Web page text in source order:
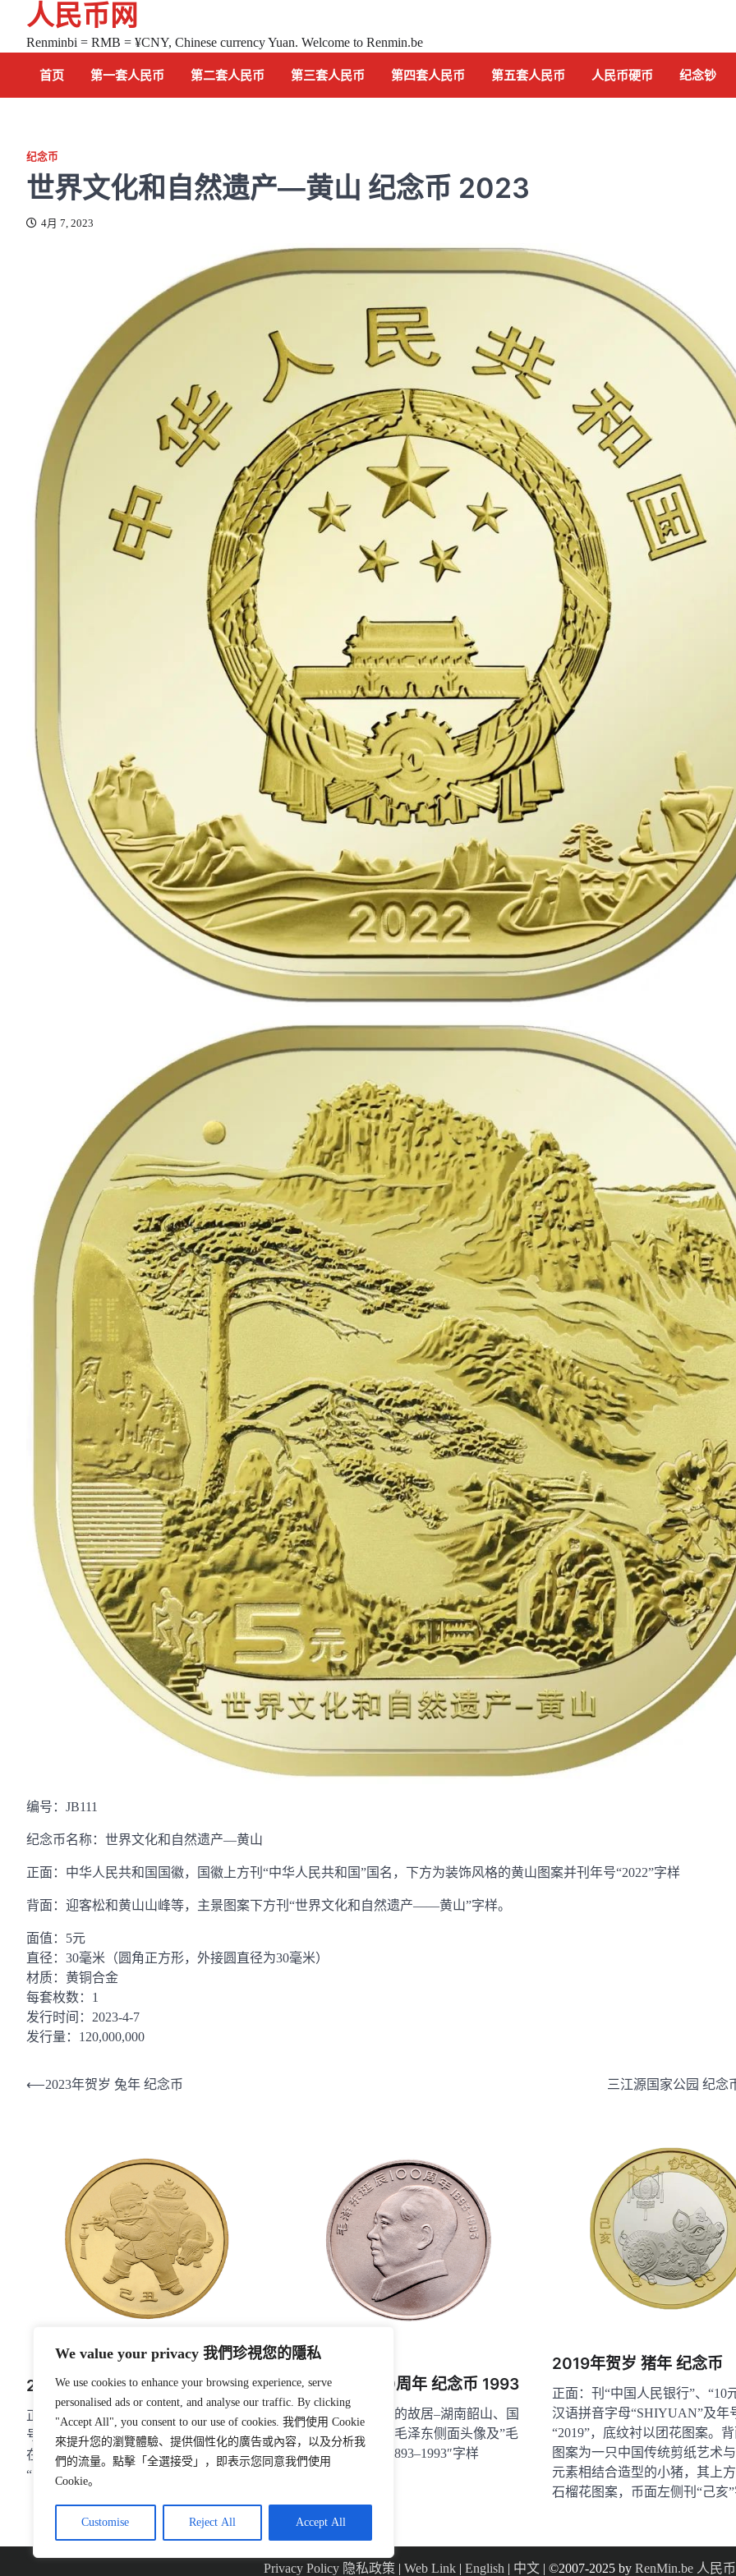
We value your privacy 我們珍視您的隱私
We use cookies to enhance your browsing experience, serve
personalised ads or content, and analyse our traffic. By clicking
"Accept All", you consent to our use of cookies. 我們使用 Cookie
來提升您的瀏覽體驗、提供個性化的廣告或內容，以及分析我
們的流量。點擊「全選接受」，即表示您同意我們使用
Cookie。
Customise Reject All Accept All
content
人民币网
Renminbi = RMB = ¥CNY, Chinese currency Yuan. Welcome to Renmin.be
首页 第一套人民币 第二套人民币 第三套人民币 第四套人民币 第五套人民币 人民币硬币 纪念钞
纪念币
世界文化和自然遗产—黄山 纪念币 2023
4月 7, 2023
编号：JB111
纪念币名称：世界文化和自然遗产—黄山
正面：中华人民共和国国徽，国徽上方刊“中华人民共和国”国名，下方为装饰风格的黄山图案并刊年号“2022”字样
背面：迎客松和黄山山峰等，主景图案下方刊“世界文化和自然遗产——黄山”字样。
面值：5元
直径：30毫米（圆角正方形，外接圆直径为30毫米）
材质：黄铜合金
每套枚数：1
发行时间：2023-4-7
发行量：120,000,000
文
⟵2023年贺岁 兔年 纪念币 三江源国家公园 纪念
2009年贺岁 纪念币
正面：行名、面额、汉语拼音字母及年
号。背面：一个穿中国传统服饰的小男孩
在吹牧笛，背景为金牛献宝。内缘下方刊
“己丑”字样
毛泽东诞辰100周年 纪念币 1993
正面：毛泽东同志的故居–湖南韶山、国
名、年号。背面：毛泽东侧面头像及”毛
泽东诞辰100周年1893–1993″字样
2019年贺岁 猪年 纪念币
正面：刊“中国人民银行”、“10
汉语拼音字母“SHIYUAN”及年
“2019”，底纹衬以团花图案。
图案为一只中国传统剪纸艺术
元素相结合造型的小猪，其上
石榴花图案，币面左侧刊“己亥
中国航天 纪念钞 2015
11月 26, 2015
Privacy Policy 隐私政策 | Web Link| English | 中文| ©2007-2025 by RenMin.be 人民币